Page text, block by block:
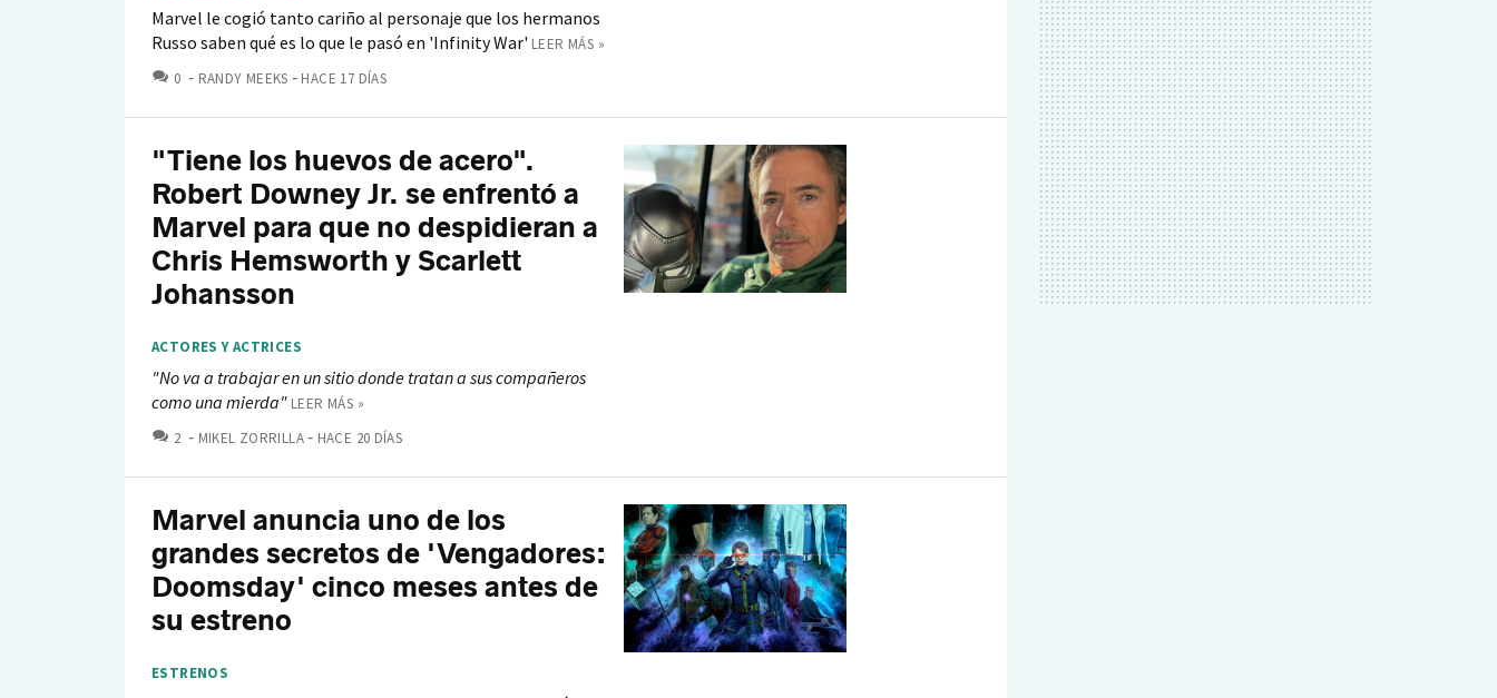
Marvel le cogió tanto cariño al personaje que los hermanos
Russo saben qué es lo que le pasó en 'Infinity War' LEER MÁS »
0 COMENTARIOS
RANDY MEEKS HACE 17 DÍAS
"Tiene los huevos de acero".
Robert Downey Jr. se enfrentó a
Marvel para que no despidieran a
Chris Hemsworth y Scarlett
Johansson
ACTORES Y ACTRICES
"No va a trabajar en un sitio donde tratan a sus compañeros
como una mierda" LEER MÁS »
2 COMENTARIOS
MIKEL ZORRILLA HACE 20 DÍAS
Marvel anuncia uno de los
grandes secretos de 'Vengadores:
Doomsday' cinco meses antes de
su estreno
ESTRENOS